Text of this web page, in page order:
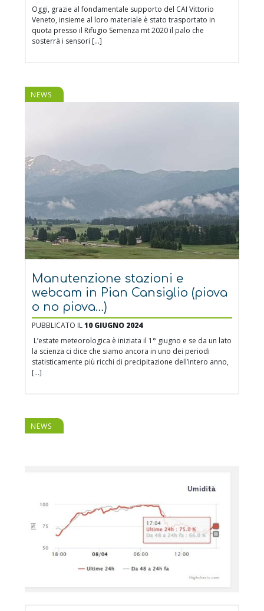
Oggi, grazie al fondamentale supporto del CAI Vittorio
Veneto, insieme al loro materiale è stato trasportato in
quota presso il Rifugio Semenza mt 2020 il palo che
sosterrà i sensori […]
NEWS
Manutenzione stazioni e
webcam in Pian Cansiglio (piova
o no piova…)
PUBBLICATO IL10 GIUGNO 2024
L’estate meteorologica è iniziata il 1° giugno e se da un lato
la scienza ci dice che siamo ancora in uno dei periodi
statisticamente più ricchi di precipitazione dell’intero anno,
[…]
NEWS